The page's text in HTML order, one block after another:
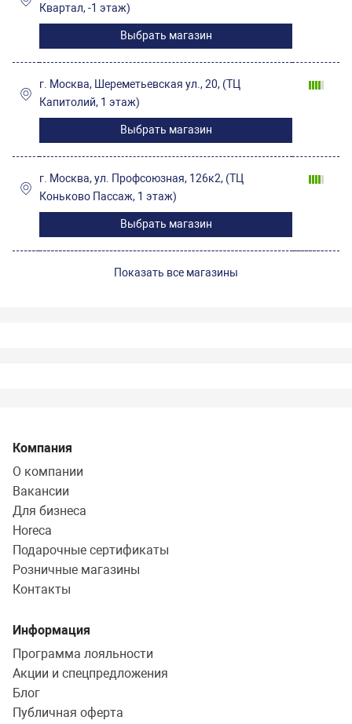
Квартал, -1 этаж)
Выбрать магазин
г. Москва, Шереметьевская ул., 20, (ТЦ
Капитолий, 1 этаж)
Выбрать магазин
г. Москва, ул. Профсоюзная, 126к2, (ТЦ
Коньково Пассаж, 1 этаж)
Выбрать магазин
Показать все магазины
Компания
О компании
Вакансии
Для бизнеса
Horeca
Подарочные сертификаты
Розничные магазины
Контакты
Информация
Программа лояльности
Акции и спецпредложения
Блог
Публичная оферта